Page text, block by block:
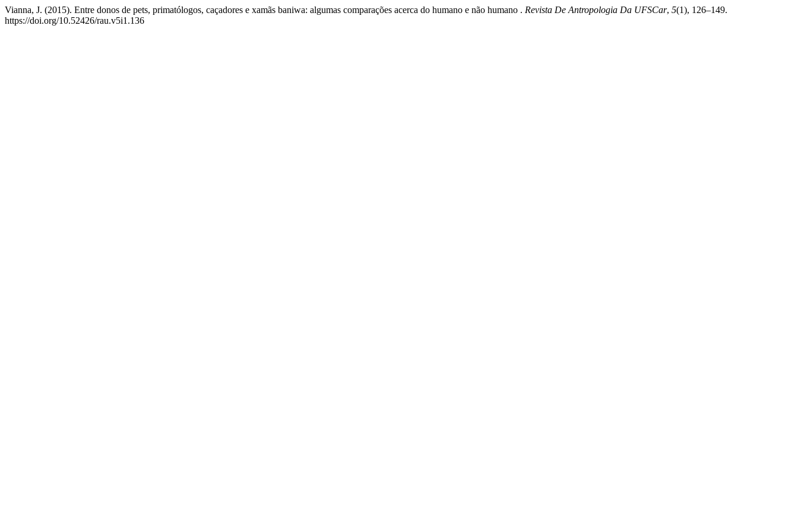
Vianna, J. (2015). Entre donos de pets, primatólogos, caçadores e xamãs baniwa: algumas comparações acerca do humano e não humano . Revista De Antropologia Da UFSCar, 5(1), 126–149.
https://doi.org/10.52426/rau.v5i1.136